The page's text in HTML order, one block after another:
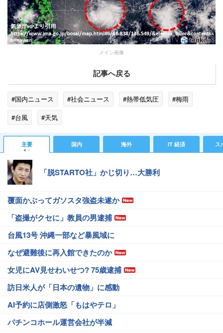
メイン画像
記事へ戻る
#国内ニュース #社会ニュース #熱帯低気圧
#梅雨
#台風
#天気
主要 国内 海外 IT 経済 ス
「脱STARTO社」かじ切り…大勝利
覆面かぶってガソスタ強盗未遂か
「盗撮がクセに」教員の男逮捕
台風13号 沖縄一部など暴風域に
なぜ避難後に再入館できたのか
女児にAV見せわいせつ? 75歳逮捕
訪日米人が「日本の遺物」に感動
AI予約に店側激怒「もはやテロ」
パチンコホール運営会社が半減